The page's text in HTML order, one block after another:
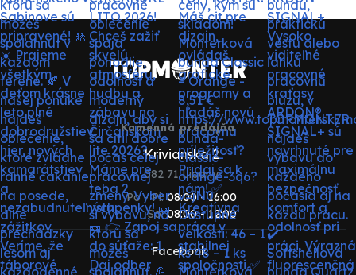
Kamenná predajňa
Krivianska 2
082 71 Lipany
Po - Pi:
So:
08:00 - 16:00
08:00 - 12:00
Facebook